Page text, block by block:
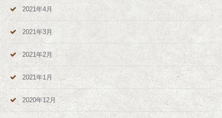
2021年4月
2021年3月
2021年2月
2021年1月
2020年12月